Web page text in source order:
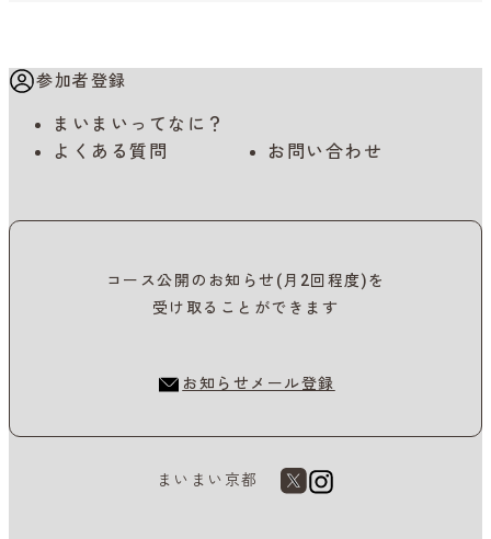
参加者登録
まいまいってなに？
よくある質問
お問い合わせ
コース公開のお知らせ(月2回程度)を
受け取ることができます
お知らせメール登録
まいまい京都